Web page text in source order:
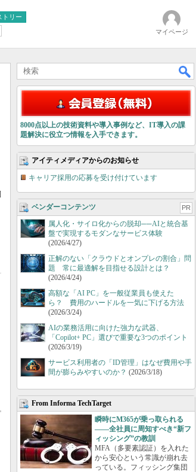
トリー
マイページ
8000点以上の技術資料や導入事例など、IT導入の課
題解決に役立つ情報を入手できます。
アイティメディアからのお知らせ
キャリア採用の応募を受け付けています
ベンダーコンテンツ PR
属人化・サイロ化からの脱却──AIと統合基
盤で実現するモダンなサービス体験
(2026/4/27)
正解のない「クラウドとオンプレの割合」問
題 常に最適解を目指せる設計とは？
(2026/4/24)
高額な「AI PC」を一般従業員も使えた
ら？ 費用のハードルを一気に下げる方法
(2026/3/24)
AIの業務活用に向けた強力な武器、
「Copilot+ PC」選びで重要な3つのポイント
(2026/3/19)
サービス利用者の「ID管理」はなぜ費用や手
間が膨らみやすいのか？ (2026/3/18)
From Informa TechTarget
瞬時にM365が乗っ取られる
――全社員に周知すべき“新フ
ィッシング”の教訓
MFA（多要素認証）を入れた
から安心という常識が崩れ去
っている。フィッシング集団